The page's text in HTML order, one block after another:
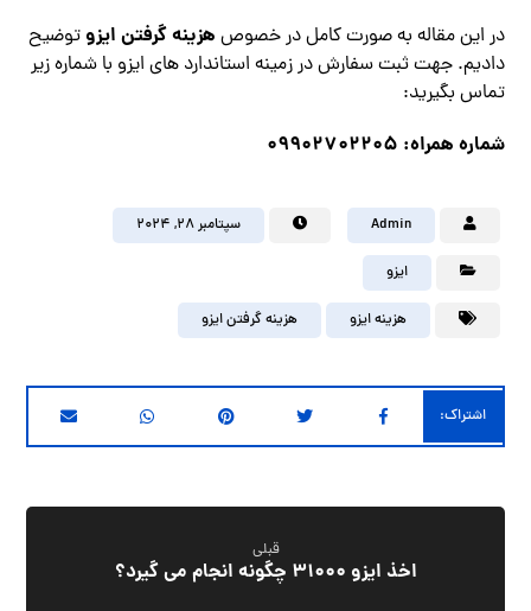
در این مقاله به صورت کامل در خصوص هزینه گرفتن ایزو توضیح
دادیم. جهت ثبت سفارش در زمینه استاندارد های ایزو با شماره زیر
تماس بگیرید:
شماره همراه: 09902702205
Admin سپتامبر ۲۸, ۲۰۲۴
ایزو
هزینه ایزو هزینه گرفتن ایزو
قبلی
اخذ ایزو 31000 چگونه انجام می گیرد؟